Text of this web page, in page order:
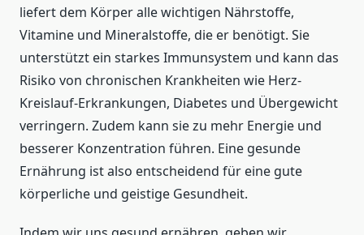
liefert dem Körper alle wichtigen Nährstoffe,
Vitamine und Mineralstoffe, die er benötigt. Sie
unterstützt ein starkes Immunsystem und kann das
Risiko von chronischen Krankheiten wie Herz-
Kreislauf-Erkrankungen, Diabetes und Übergewicht
verringern. Zudem kann sie zu mehr Energie und
besserer Konzentration führen. Eine gesunde
Ernährung ist also entscheidend für eine gute
körperliche und geistige Gesundheit.